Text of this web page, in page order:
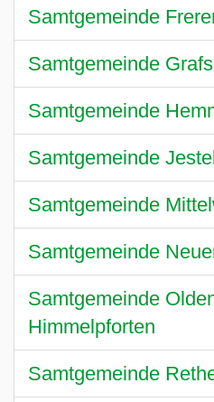
Samtgemeinde
Samtgemeinde
Samtgemeinde
Samtgemeinde
Samtgemeinde
Samtgemeinde
Samtgemeinde
Himmelpforten
Samtgemeinde